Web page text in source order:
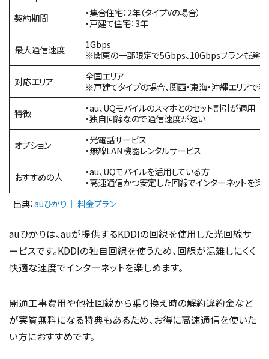
契約期間
・集合住宅：2年（タイプVの場合）
・戸建て住宅：3年
最大通信速度
1Gbps
※関東の一部限定で5Gbps、10Gbpsプランも選
対応エリア
全国エリア
※戸建てタイプの場合、関西・東海・沖縄エリアで
特徴
・au、UQモバイルのスマホとのセット割引が適用
・独自回線なので通信速度が速い
オプション
・光電話サービス
・無線LAN機器レンタルサービス
おすすめの人
・au、UQモバイルを活用している方
・高速通信かつ安定した回線でインターネットを楽
出典：auひかり｜ 料金プラン
auひかりは、auが提供するKDDIの回線を使用した光回線サ
ービスです。KDDIの独自回線を使うため、回線が混雑しにくく
快適な速度でインターネットを楽しめます。
開通工事費用や他社回線から乗り換え時の解約違約金など
が実質無料になる特典もあるため、お得に高速通信を使いた
い方におすすめです。